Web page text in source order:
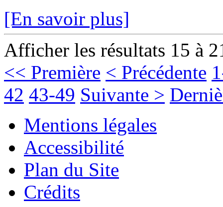
[En savoir plus]
Afficher les résultats 15 à
<< Première < Précédente
42 43-49 Suivante >
Mentions légales
Accessibilité
Plan du Site
Crédits